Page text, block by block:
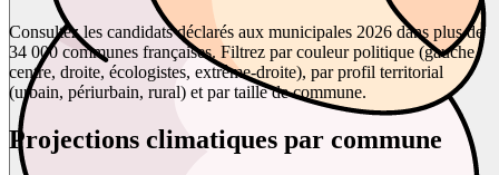
Consultez les candidats déclarés aux municipales 2026 dans plus de
34 000 communes françaises. Filtrez par couleur politique (gauche,
centre, droite, écologistes, extrême-droite), par profil territorial
(urbain, périurbain, rural) et par taille de commune.
Projections climatiques par commune